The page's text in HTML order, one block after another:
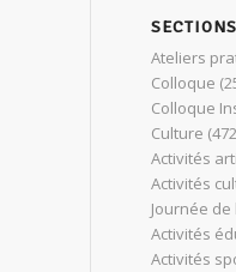
SECTIONS
Ateliers
Colloque
Colloque
Culture
Activités
Activités
Journée
Activités
Activités